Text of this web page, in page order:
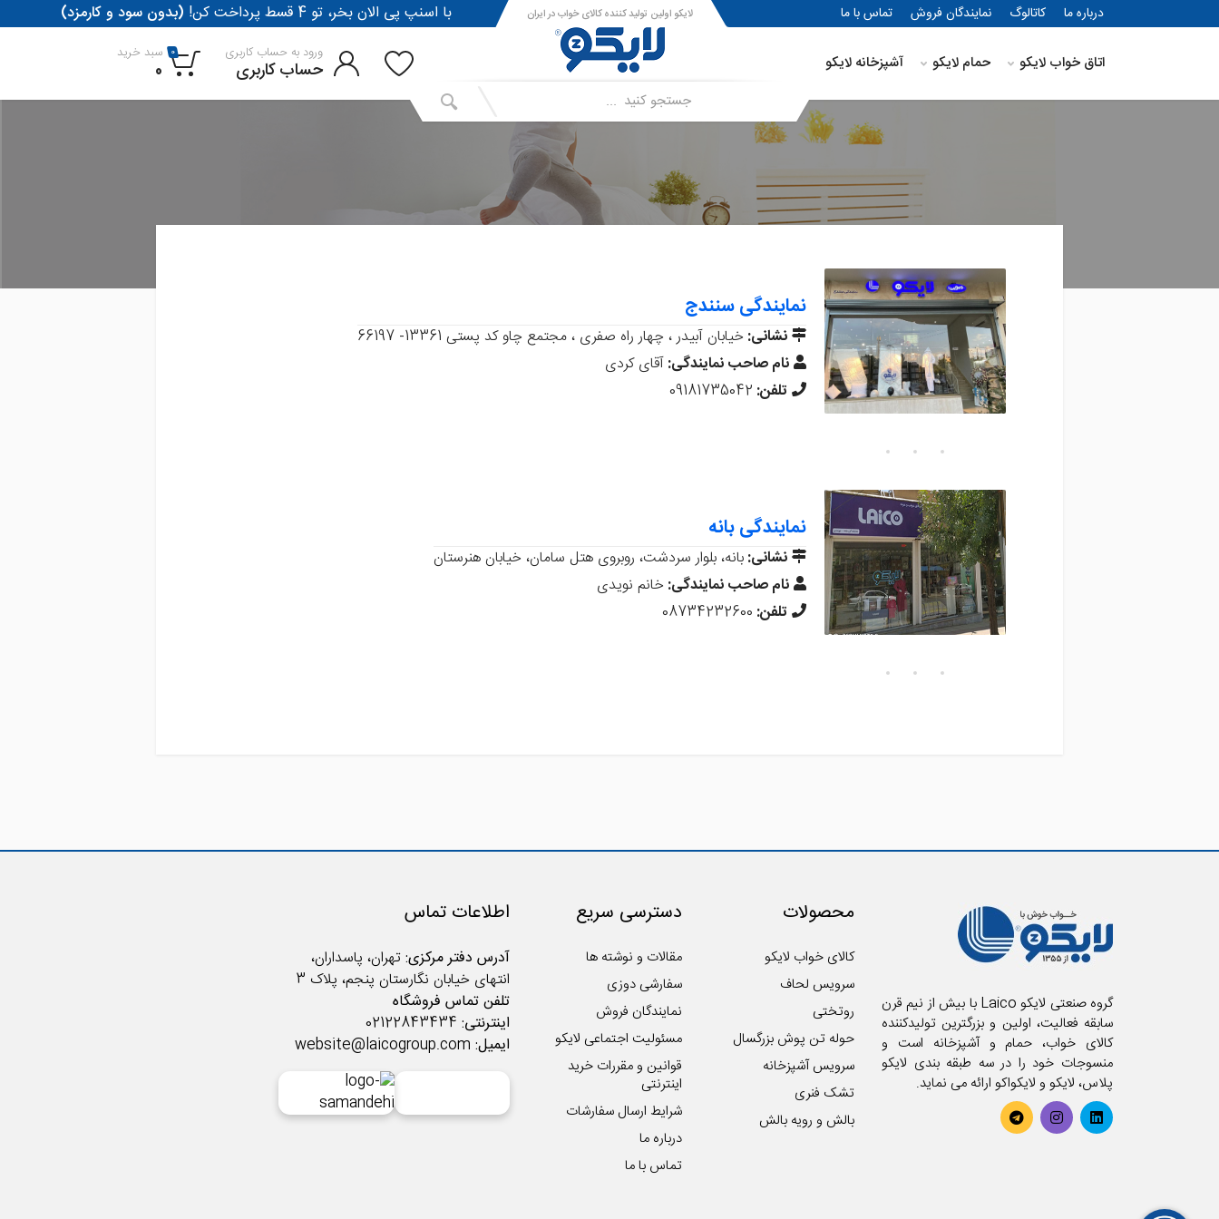
درباره ما کاتالوگ نمایندگان فروش تماس با ما (بدون سود و کارمزد) !با اسنپ پی الان بخر، تو 4 قسط پرداخت کن
اتاق خواب لایکو حمام لایکو آشپزخانه لایکو
لایکو اولین تولید کننده کالای خواب در ایران
ورود به حساب کاربری
حساب کاربری
0 سبد خرید
0
نمایندگی سنندج
نشانی: خیابان آبیدر ، چهار راه صفری ، مجتمع چاو کد پستی 13361- 66197
نام صاحب نمایندگی:آقای کردی
تلفن: 09181735042
نمایندگی بانه
نشانی:بانه، بلوار سردشت، روبروی هتل سامان، خیابان هنرستان
نام صاحب نمایندگی: خانم نویدی
تلفن: 08734232600
گروه صنعتی لایکو Laico با بیش از نیم قرن
سابقه فعالیت، اولین و بزرگترین تولیدکننده
کالای خواب، حمام و آشپزخانه است و
منسوجات خود را در سه طبقه بندی لایکو
پلاس، لایکو و لایکواکو ارائه می نماید.
محصولات
کالای خواب لایکو
سرویس لحاف
روتختی
حوله تن پوش بزرگسال
سرویس آشپزخانه
تشک فنری
بالش و رویه بالش
دسترسی سریع
مقالات و نوشته ها
سفارشی دوزی
نمایندگان فروش
مسئولیت اجتماعی لایکو
قوانین و مقررات خرید
اینترنتی
شرایط ارسال سفارشات
درباره ما
تماس با ما
اطلاعات تماس
آدرس دفتر مرکزی:تهران، پاسداران،
انتهای خیابان نگارستان پنجم، پلاک 3
تلفن تماس فروشگاه
اینترنتی:
ایمیل: website@laicogroup.com